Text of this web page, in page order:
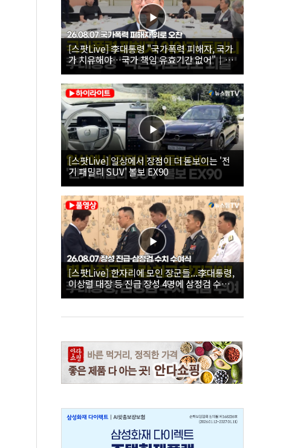
[스팟Live] 李대통령 "국가폭력 피해자, 국가
가 치유해야…국가 책임 유효기간 없어"｜
26.08.07 국가폭력 피해자 위로 오찬
[스팟Live] 일상에서 장점이 더 돋보이는 '전
기 패밀리 SUV' 볼보 EX90
[스팟Live] 한자리에 모인 장군들...李대통령,
이상렬 대장 등 진급 장성 4명에 삼정검 수치
직접 수여｜26.08.07 장성 진급·삼정검 수치